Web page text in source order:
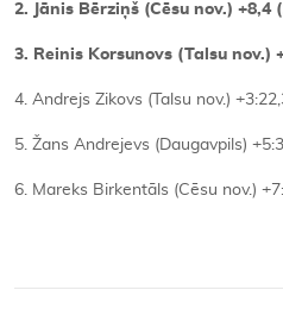
2. Jānis Bērziņš (Cēsu nov.) +8,4
3. Reinis Korsunovs (Talsu nov.)
4. Andrejs Zikovs (Talsu nov.)
5. Žans Andrejevs (Daugavpils)
6. Mareks Birkentāls (Cēsu nov.)